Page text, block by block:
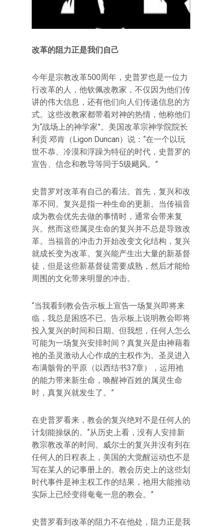
改革的阻力正是我们自己
今年是宗教改革500周年，史普罗也是一位力
行改革的人，他钦佩改教家，不仅因为他们传
讲的伟大信息，还有他们向人们传递信息的方
式。这些改教家都带着对神的热情，他称他们
为“战场上的神学家”。美国改革宗神学院院长
利贡·邓肯（Ligon Duncan）说：“在一个以玩
世不恭、冷漠和浮躁为特征的时代，史普罗的
宣告、信念和教导等同于5级飓风。”
史普罗对改革有自己的看法。首先，复兴和改
革不同。复兴是指一种生命的更新。当传福音
成为教会优先去做的事情时，通常会带来复
兴。然而这些属灵生命的复兴并不总是导致改
革。当福音的冲击力开始改变文化结构，复兴
就成长变为改革。复兴能产生出大量的新基督
徒，但是这些新基督徒需要成熟，然后才能给
周围的文化带来明显的冲击。
“当我看到教会告示板上宣告一场复兴即将来
临，我总是困惑不已。告示板上说明教会即将
投入复兴的时间和日期。但我想，任何人怎么
可能为一场复兴安排时间？真复兴是由神藉着
祂的圣灵激动人心作成的主权作为。圣灵进入
布满骸骨的平原（以西结书37章），运用祂
的能力带来新生命，唤醒神百姓的属灵生命
时，真复兴就发生了。”
在史普罗看来，教会的复兴绝对不是任何人的
计划能操纵的。“从历史上看，没有人安排新
教宗教改革的时间。威尔士的复兴并没有列在
任何人的日程表上，美国的大觉醒运动也不是
写在某人的记事册上的。教会历史上的这些划
时代事件是神主权工作的结果，祂用大能推动
实际上已经变得奄奄一息的教会。”
史普罗看到改革的阻力不在他处，阻力正是我